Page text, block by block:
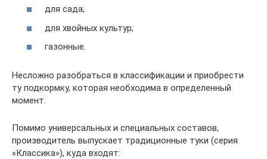
для сада;
для хвойных культур;
газонные.
Несложно разобраться в классификации и приобрести
ту подкормку, которая необходима в определенный
момент.
Помимо универсальных и специальных составов,
производитель выпускает традиционные туки (серия
«Классика»), куда входят: